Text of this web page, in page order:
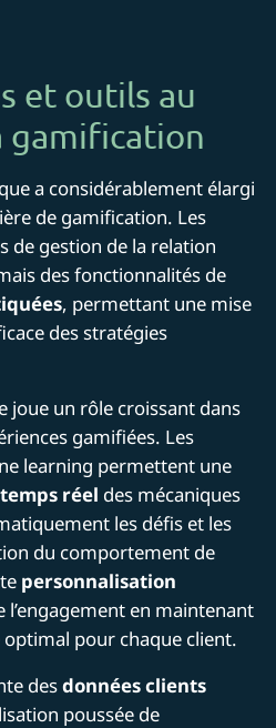
et outils au
gamification
a considérablement élargi
de gamification. Les
de gestion de la relation
des fonctionnalités de
, permettant une mise
des stratégies
joue un rôle croissant dans
gamifiées. Les
learning permettent une
réel des mécaniques
les défis et les
du comportement de
personnalisation
l’engagement en maintenant
pour chaque client.
desdonnées clients
poussée de